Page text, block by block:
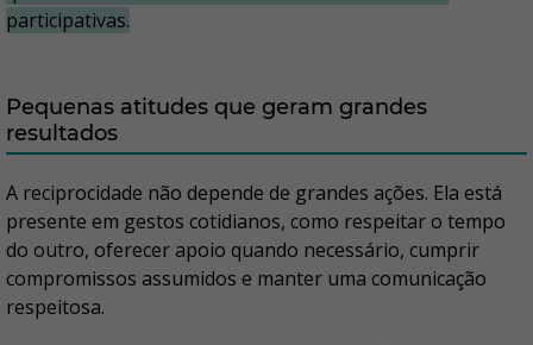
participativas.
Pequenas atitudes que geram grandes
resultados
A reciprocidade não depende de grandes ações. Ela está
presente em gestos cotidianos, como respeitar o tempo
do outro, oferecer apoio quando necessário, cumprir
compromissos assumidos e manter uma comunicação
respeitosa.